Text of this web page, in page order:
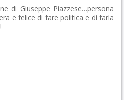
di Giuseppe Piazzese…persona
e felice di fare politica e di farla